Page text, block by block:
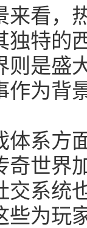
来看，
独特的
则是盛
作为背
体系方
奇世界
交系统
些为玩